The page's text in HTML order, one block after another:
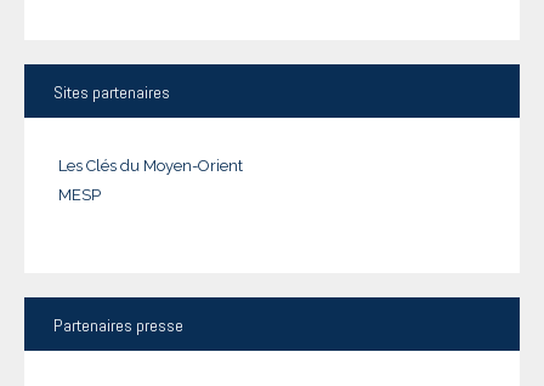
Sites partenaires
Les Clés du Moyen-Orient
MESP
Partenaires presse